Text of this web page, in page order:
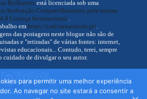
Brilhantesestá licenciada sob uma
Atribuição-Compartilhamento pela mesma
Licença Internacional
em https://cativarnaescola.pt/.
das postagens neste blogue não são de
e "retiradas" de várias fontes: internet,
educacionais... Contudo, terei, sempre
cuidado de divulgar o seu autor.
Política de Privacidade
para permitir uma melhor experiência
Ao navegar no site estará a consentir a